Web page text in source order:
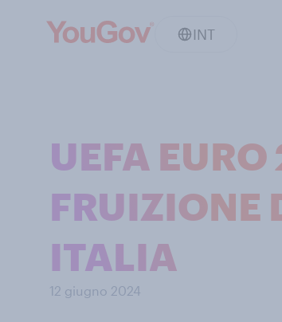
INT
UEFA
FRUIZIONE
ITALIA
12 giugno 2024